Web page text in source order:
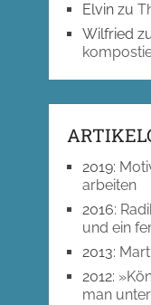
Elvinzu
Wilfried
2019:
arbeiten
2016:
und ein
2013:
2012:
man